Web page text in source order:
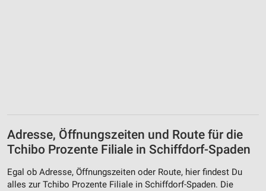
Adresse, Öffnungszeiten und Route für die
Tchibo Prozente Filiale in Schiffdorf-Spaden
Egal ob Adresse, Öffnungszeiten oder Route, hier findest Du
alles zur Tchibo Prozente Filiale in Schiffdorf-Spaden. Die